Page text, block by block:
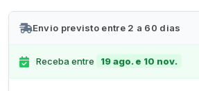
Envio previsto entre 2 a 60 dias
Receba entre 19 ago. e 10 nov.